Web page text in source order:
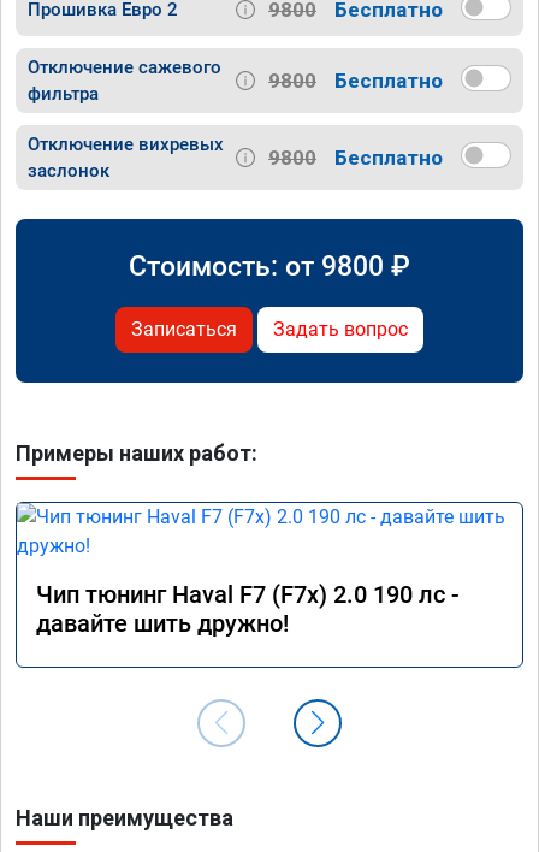
Прошивка Евро 2 9800 Бесплатно
Отключение сажевого
фильтра
9800 Бесплатно
Отключение вихревых
заслонок
9800 Бесплатно
Стоимость: от 9800 ₽
Записаться Задать вопрос
Примеры наших работ:
Чип тюнинг Haval F7 (F7x) 2.0 190 лс -
давайте шить дружно!
Наши преимущества